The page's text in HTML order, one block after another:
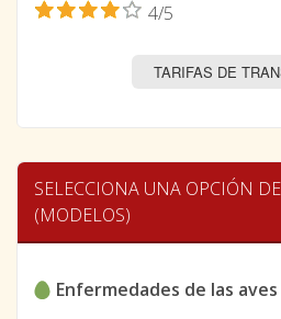
4/5
TARIFAS DE
SELECCIONA UNA OPCIÓN
(MODELOS)
Enfermedades de las aves